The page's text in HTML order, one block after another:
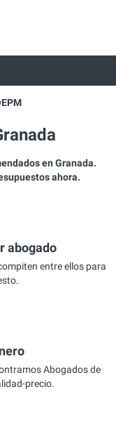
en Granada.
ahora.
abogado
entre ellos para
Abogados de
precio.